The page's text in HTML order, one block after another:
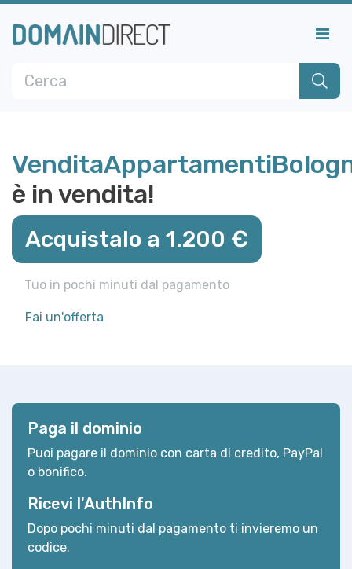
è in vendita!
Acquistalo a 1.200 €
Tuo in pochi minuti dal pagamento
Fai un'offerta
Paga il dominio
Puoi pagare il dominio con carta di credito, PayPal
o bonifico.
Ricevi l'AuthInfo
Dopo pochi minuti dal pagamento ti invieremo un
codice.